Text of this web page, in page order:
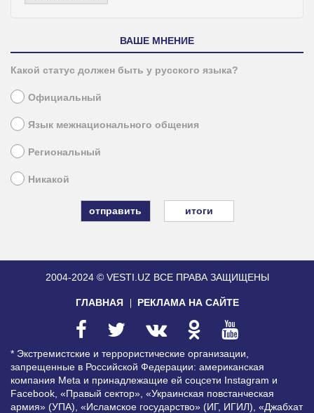
ВАШЕ МНЕНИЕ
Какой статус должен быть у русского языка?
Официальный
Язык межнационального общения
Региональный
Никакой
итоги
2004-2024 © VESTI.UZ ВСЕ ПРАВА ЗАЩИЩЕНЫ
ГЛАВНАЯ РЕКЛАМА НА САЙТЕ
* Экстремистские и террористические организации,
запрещенные в Российской Федерации: американская
компания Meta и принадлежащие ей соцсети Instagram и
Facebook, «Правый сектор», «Украинская повстанческая
армия» (УПА), «Исламское государство» (ИГ, ИГИЛ), «Джабхат